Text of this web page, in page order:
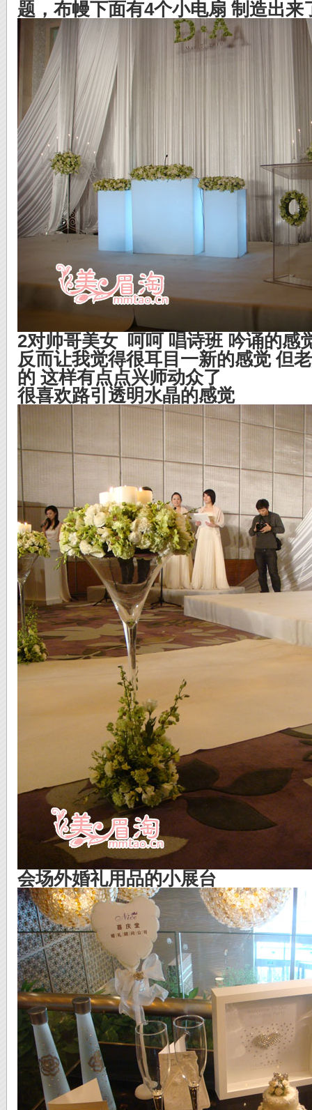
题，布幔下面有4个小电扇 制造出来
2对帅哥美女 呵呵 唱诗班 吟诵的感
反而让我觉得很耳目一新的感觉 但
的 这样有点点兴师动众了
很喜欢路引透明水晶的感觉
会场外婚礼用品的小展台